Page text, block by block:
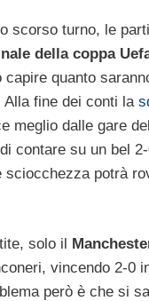
scorso turno, le
della coppa
capire quanto
fine dei conti la
meglio dalle gare
contare su un bel
sciocchezza potrà
solo il
vincendo 2-0
però è che si